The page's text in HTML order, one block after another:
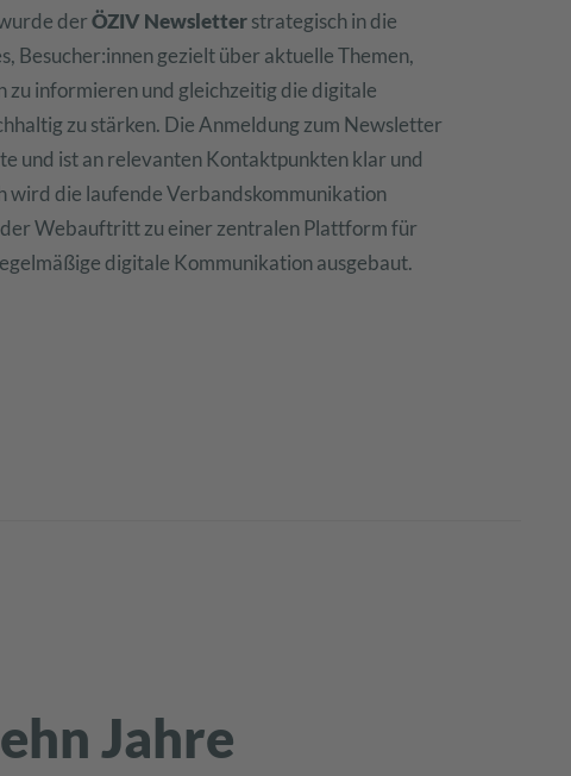
derÖZIV Newsletterstrategisch in die
Besucher:innen gezielt über aktuelle Themen,
zu informieren und gleichzeitig die digitale
zu stärken. Die Anmeldung zum Newsletter
und ist an relevanten Kontaktpunkten klar und
wird die laufende Verbandskommunikation
Webauftritt zu einer zentralen Plattform für
digitale Kommunikation ausgebaut.
Jahre